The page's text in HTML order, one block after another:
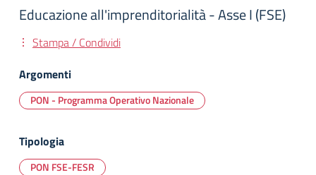
Educazione all'imprenditorialità - Asse I (FSE)
Stampa / Condividi
Argomenti
PON - Programma Operativo Nazionale
Tipologia
PON FSE-FESR